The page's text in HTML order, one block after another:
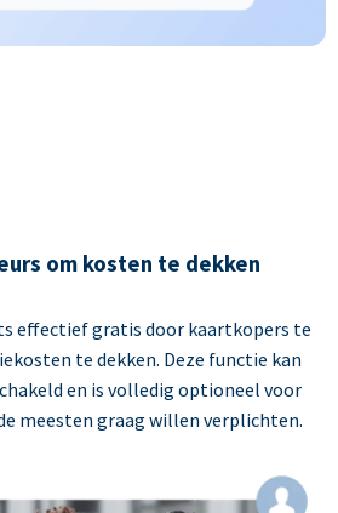
om kosten te dekken
effectief gratis door kaartkopers te
te dekken. Deze functie kan
en is volledig optioneel voor
meesten graag willen verplichten.